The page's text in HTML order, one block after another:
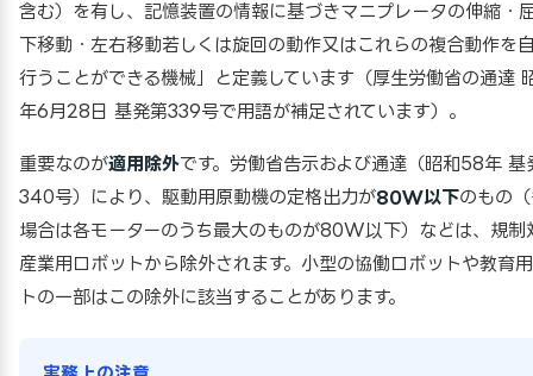
含む）を有し、記憶装置の情報に基づきマニプレータの伸縮・
下移動・左右移動若しくは旋回の動作又はこれらの複合動作を
行うことができる機械」と定義しています（厚生労働省の通達
年6月28日 基発第339号で用語が補足されています）。
重要なのが適用除外です。労働省告示および通達（昭和58年 基
340号）により、駆動用原動機の定格出力が80W以下のもの
場合は各モーターのうち最大のものが80W以下）などは、規制
産業用ロボットから除外されます。小型の協働ロボットや教育
トの一部はこの除外に該当することがあります。